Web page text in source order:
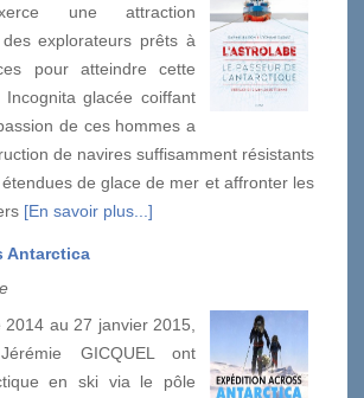
une attraction
explorateurs prêts à
pour atteindre cette
Incognita glacée coiffant
de ces hommes a
de navires suffisamment résistants
de glace de mer et affronter les
[En savoir plus...]
Antarctica
au 27 janvier 2015,
GICQUEL ont
en ski via le pôle